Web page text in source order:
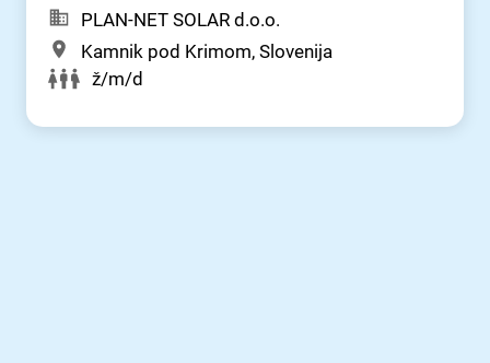
PLAN-NET SOLAR d.o.o.
Kamnik pod Krimom, Slovenija
ž/m/d